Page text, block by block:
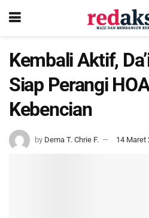
Kembali Aktif,
Siap Perangi
Kebencian
by Dema T. Chrie F. 14 Maret